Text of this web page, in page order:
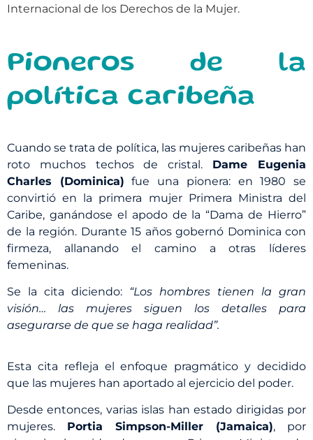
Internacional de los Derechos de la Mujer.
Pioneros de la
política caribeña
Cuando se trata de política, las mujeres caribeñas han
roto muchos techos de cristal. Dame Eugenia
Charles (Dominica) fue una pionera: en 1980 se
convirtió en la primera mujer Primera Ministra del
Caribe, ganándose el apodo de la “Dama de Hierro”
de la región. Durante 15 años gobernó Dominica con
firmeza, allanando el camino a otras líderes
femeninas.
Se la cita diciendo: “Los hombres tienen la gran
visión… las mujeres siguen los detalles para
asegurarse de que se haga realidad”.
Esta cita refleja el enfoque pragmático y decidido
que las mujeres han aportado al ejercicio del poder.
Desde entonces, varias islas han estado dirigidas por
mujeres. Portia Simpson-Miller (Jamaica), por